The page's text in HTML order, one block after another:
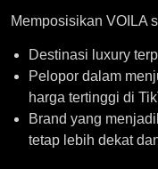
Memposisikan VOILA
Destinasi luxury
Pelopor dalam
harga tertinggi di
Brand yang
tetap lebih dekat